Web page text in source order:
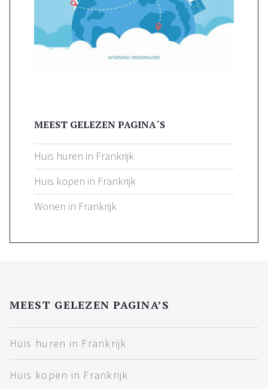
MEEST GELEZEN PAGINA´S
Huis huren in Frankrijk
Huis kopen in Frankrijk
Wonen in Frankrijk
MEEST GELEZEN PAGINA’S
Huis huren in Frankrijk
Huis kopen in Frankrijk